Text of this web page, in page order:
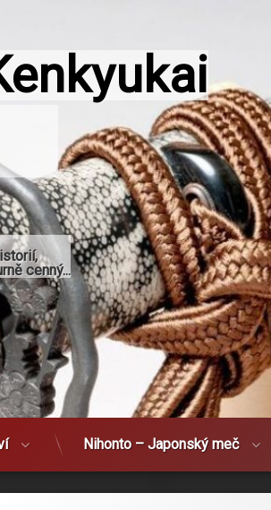
cenný...
Nihonto – Japonský meč